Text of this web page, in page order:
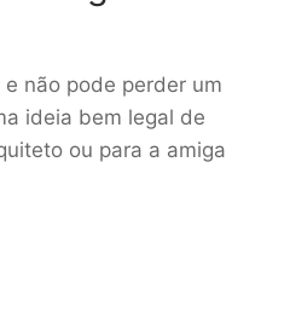
não pode perder um
ideia bem legal de
ou para a amiga